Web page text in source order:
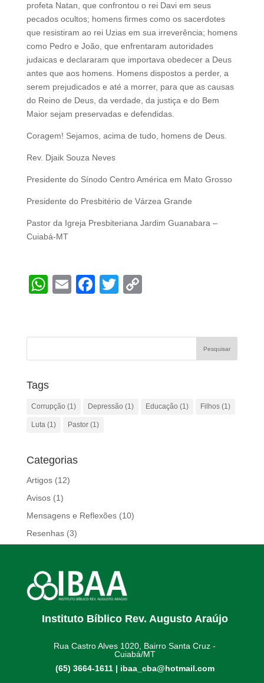
profeta Natan, que confrontou o rei Davi em seus
pecados ocultos; homens firmes como os sacerdotes
que resistiram ao rei Uzias em sua irreverência; homens
como Pedro e João, que enfrentaram autoridades
judaicas e declararam que importava obedecer a Deus
antes que aos homens. Homens dispostos a perder, a
serem prejudicados e até a morrer, para que as causas
do Reino de Deus, da verdade, da justiça e do Bem
Maior sejam preservadas e defendidas.
Coragem! Sejamos, acima de tudo, homens de Deus.
Rev. Djaik Souza Neves
Presidente do Sínodo Centro América em Mato Grosso
Presidente do Presbitério de Várzea Grande
Pastor da Igreja Presbiteriana Jardim Guanabara –
Cuiabá-MT
W
s
A
p
p
E
F
e
b
k
T
er y
Li
Tags
Corrupção (1) Depressão (1) Educação (1) Filhos(1)
Luta(1) Pastor(1)
Categorias
Artigos(12)
Avisos(1)
Mensagens e Reflexões(10)
Resenhas(3)
Instituto Bíblico Rev. Augusto Araújo
Rua Castro Alves 1020, Bairro Santa Cruz -
Cuiabá/MT
(65) 3664-1611 | ibaa_cba@hotmail.com